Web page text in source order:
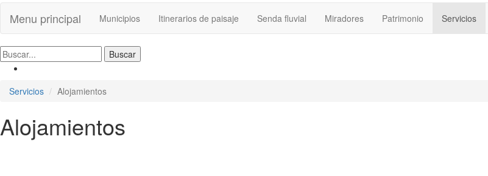
Menu principal Municipios Itinerarios de paisaje Senda fluvial Miradores Patrimonio Servicios
Servicios Alojamientos
Alojamientos